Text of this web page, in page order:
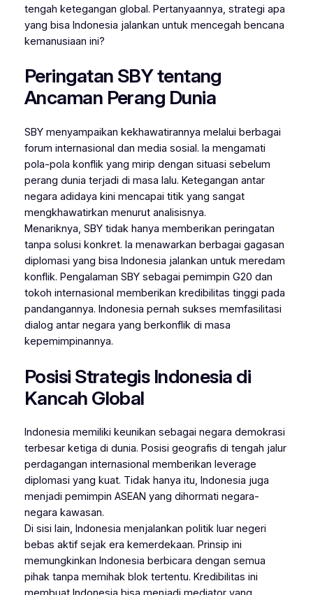
tengah ketegangan global. Pertanyaannya, strategi apa
yang bisa Indonesia jalankan untuk mencegah bencana
kemanusiaan ini?
Peringatan SBY tentang
Ancaman Perang Dunia
SBY menyampaikan kekhawatirannya melalui berbagai
forum internasional dan media sosial. Ia mengamati
pola-pola konflik yang mirip dengan situasi sebelum
perang dunia terjadi di masa lalu. Ketegangan antar
negara adidaya kini mencapai titik yang sangat
mengkhawatirkan menurut analisisnya.
Menariknya, SBY tidak hanya memberikan peringatan
tanpa solusi konkret. Ia menawarkan berbagai gagasan
diplomasi yang bisa Indonesia jalankan untuk meredam
konflik. Pengalaman SBY sebagai pemimpin G20 dan
tokoh internasional memberikan kredibilitas tinggi pada
pandangannya. Indonesia pernah sukses memfasilitasi
dialog antar negara yang berkonflik di masa
kepemimpinannya.
Posisi Strategis Indonesia di
Kancah Global
Indonesia memiliki keunikan sebagai negara demokrasi
terbesar ketiga di dunia. Posisi geografis di tengah jalur
perdagangan internasional memberikan leverage
diplomasi yang kuat. Tidak hanya itu, Indonesia juga
menjadi pemimpin ASEAN yang dihormati negara-
negara kawasan.
Di sisi lain, Indonesia menjalankan politik luar negeri
bebas aktif sejak era kemerdekaan. Prinsip ini
memungkinkan Indonesia berbicara dengan semua
pihak tanpa memihak blok tertentu. Kredibilitas ini